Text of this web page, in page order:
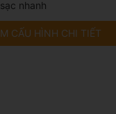
sạc nhanh
CẤU HÌNH CHI TIẾT